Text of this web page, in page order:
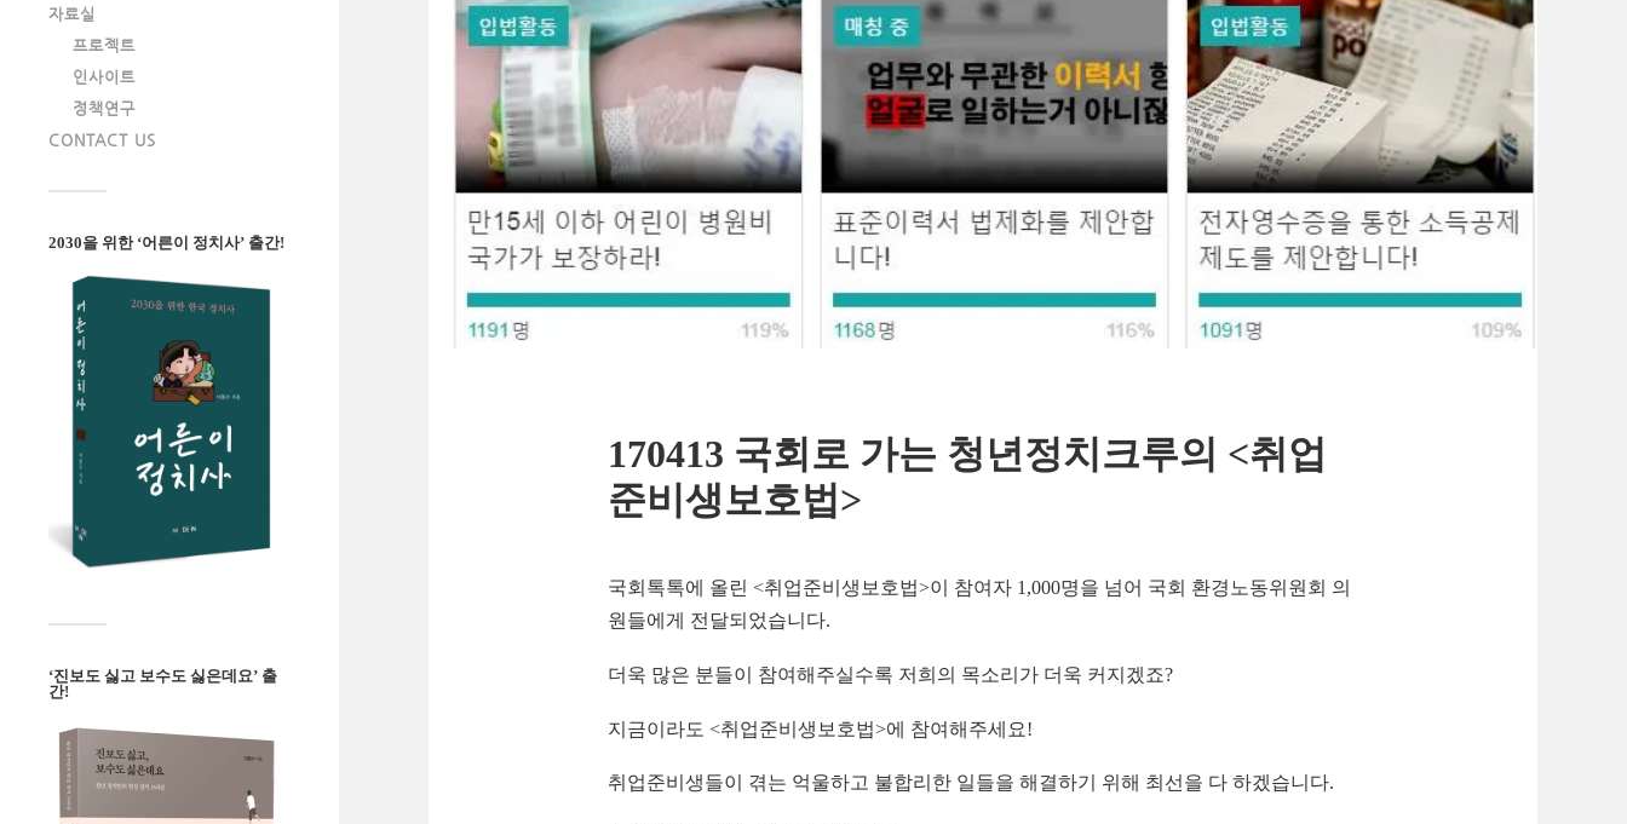
자료실
프로젝트
인사이트
정책연구
CONTACT US
2030을 위한 ‘어른이 정치사’ 출간!
‘진보도 싫고 보수도 싫은데요’ 출
간!
170413 국회로 가는 청년정치크루의 <취업
준비생보호법>
국회톡톡에 올린 <취업준비생보호법>이 참여자 1,000명을 넘어 국회 환경노동위원회 의
원들에게 전달되었습니다.
더욱 많은 분들이 참여해주실수록 저희의 목소리가 더욱 커지겠죠?
지금이라도 <취업준비생보호법>에 참여해주세요!
취업준비생들이 겪는 억울하고 불합리한 일들을 해결하기 위해 최선을 다 하겠습니다.